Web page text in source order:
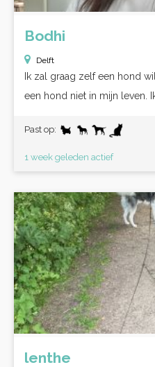
Bodhi
Delft
Ik zal graag zelf een hond
een hond niet in mijn leven. Ik
Past op:
1 week geleden actief
lenthe